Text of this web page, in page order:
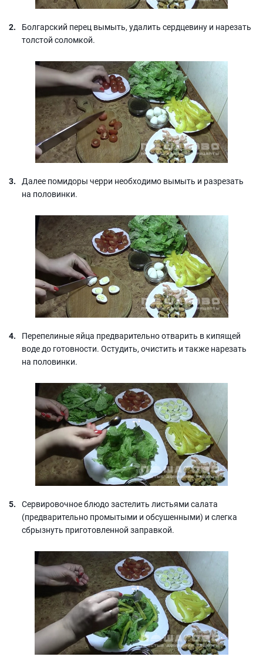
Болгарский перец вымыть, удалить сердцевину и нарезать
толстой соломкой.
Далее помидоры черри необходимо вымыть и разрезать
на половинки.
Перепелиные яйца предварительно отварить в кипящей
воде до готовности. Остудить, очистить и также нарезать
на половинки.
Сервировочное блюдо застелить листьями салата
(предварительно промытыми и обсушенными) и слегка
сбрызнуть приготовленной заправкой.